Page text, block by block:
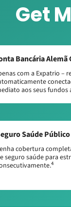
Get
Bancária Alemã
com a Expatrio –
aos seus fundos
Saúde
cobertura
seguro saúde para
4